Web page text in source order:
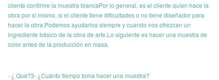
cliente confirme la muestra blancaPor lo general, es el cliente quien hace la
obra por sí mismo, si el cliente tiene dificultades o no tiene diseñador para
hacer la obra,Podemos ayudarlos siempre y cuando nos ofrezcan un
ingrediente básico de la obra de arte.Lo siguiente es hacer una muestra de
color antes de la producción en masa.
- ¿ Qué?3- ¿Cuánto tiempo toma hacer una muestra?